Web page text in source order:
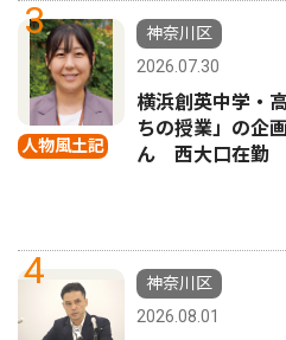
3
人物風土記
神奈川区
2026.07.30
横浜創英中学・
ちの授業」の企
ん 西大口在勤
4
神奈川区
2026.08.01